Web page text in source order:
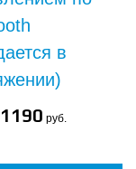
в
1190 руб.